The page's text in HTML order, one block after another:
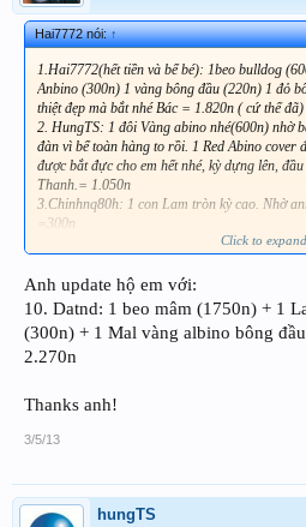
Hai7772 nói:↑
1.Hai7772(hết tiền và bể bé): 1beo bulldog
Anbino (300n) 1 vàng bông đầu (220n) 1 đỏ
thiệt đẹp mà bắt nhé Bác = 1.820n ( cứ thế đã)
2. HungTS: 1 đôi Vàng abino nhé(600n) nhờ
đàn vì bể toàn hàng to rồi. 1 Red Abino cover
được bắt đực cho em hết nhé, kỳ dựng lên,
Thanh.= 1.050n
3.Chinhnq80h: 1 con Lam tròn kỳ cao. Nhờ
=300n
4. Chiminh: 1 đôi Beo to đại tướng đấy nữa
6. Discux: 1 vàng albino (300n),1 vàng albino
(180n) = 700n
7. Dangtruong: 1 đôi red abino cover to tròn
tròn (300k), 1 xanh chỉ đỏ s11 250k (chỉ đỏ
8.Trung8835: 1 xanh chỉ đỏ con to tròn nhất
đực đầu gồ gồ , dáng tròn , màu vàng đậm ) :
Click to
Anh update hộ em với:
10. Datnd: 1 beo mâm (1750n) + 1
(300n) + 1 Mal vàng albino bông
2.270n
Thanks anh!
3/5/13
hungTS